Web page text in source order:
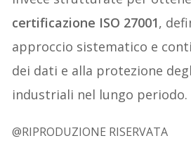
certificazione ISO 27001,
approccio sistematico e
dei dati e alla protezione
industriali nel lungo periodo.
@RIPRODUZIONE RISERVATA